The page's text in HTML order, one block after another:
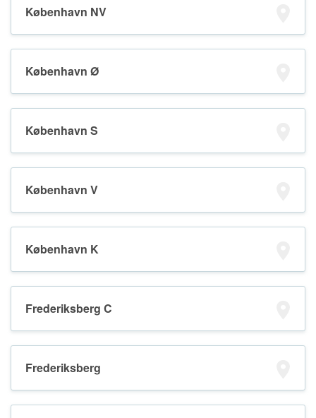
København NV
København Ø
København S
København V
København K
Frederiksberg C
Frederiksberg